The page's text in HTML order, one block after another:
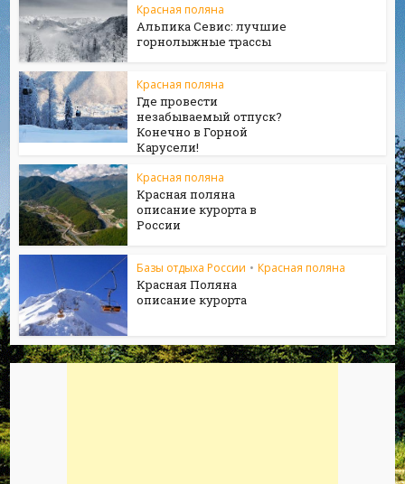
Красная поляна
Альпика Севис: лучшие
горнолыжные трассы
Красная поляна
Где провести
незабываемый отпуск?
Конечно в Горной
Карусели!
Красная поляна
Красная поляна
описание курорта в
России
Базы отдыха России • Красная поляна
Красная Поляна
описание курорта